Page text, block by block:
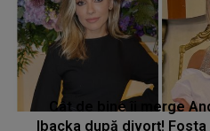
Cât de bine îi merge
Ibacka după divorț! Fosta